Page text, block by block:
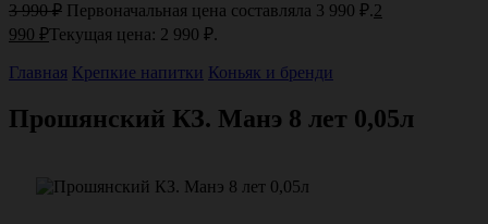
3 990₽ Первоначальная цена составляла 3 990 ₽.2
990 ₽Текущая цена: 2 990 ₽.
Главная Крепкие напитки Коньяк и бренди
Прошянский КЗ. Манэ 8 лет 0,05л